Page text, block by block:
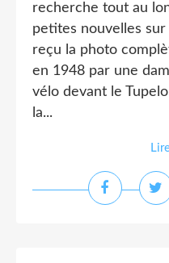
recherche tout au
petites nouvelles
reçu la photo
en 1948 par une
vélo devant le
la...